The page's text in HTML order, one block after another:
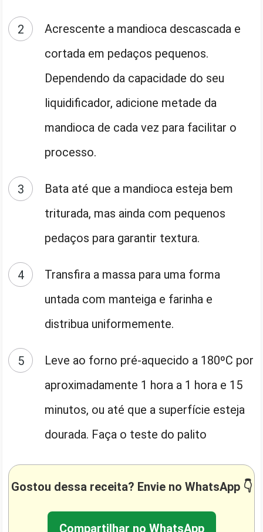
Acrescente a mandioca descascada e
cortada em pedaços pequenos.
Dependendo da capacidade do seu
liquidificador, adicione metade da
mandioca de cada vez para facilitar o
processo.
Bata até que a mandioca esteja bem
triturada, mas ainda com pequenos
pedaços para garantir textura.
Transfira a massa para uma forma
untada com manteiga e farinha e
distribua uniformemente.
Leve ao forno pré-aquecido a 180ºC por
aproximadamente 1 hora a 1 hora e 15
minutos, ou até que a superfície esteja
dourada. Faça o teste do palito
Gostou dessa receita? Envie no WhatsApp 👇
Compartilhar no WhatsApp